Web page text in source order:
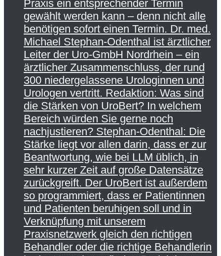
Praxis ein entsprechender Termin
gewählt werden kann – denn nicht alle
benötigen sofort einen Termin. Dr. med.
Michael Stephan-Odenthal ist ärztlicher
Leiter der Uro-GmbH Nordrhein – ein
ärztlicher Zusammenschluss, der rund
300 niedergelassene Urologinnen und
Urologen vertritt. Redaktion: Was sind
die Stärken von UroBert? In welchem
Bereich würden Sie gerne noch
nachjustieren? Stephan-Odenthal: Die
Stärke liegt vor allen darin, dass er zur
Beantwortung, wie bei LLM üblich, in
sehr kurzer Zeit auf große Datensätze
zurückgreift. Der UroBert ist außerdem
so programmiert, dass er Patientinnen
und Patienten beruhigen soll und in
Verknüpfung mit unserem
Praxisnetzwerk gleich den richtigen
Behandler oder die richtige Behandlerin